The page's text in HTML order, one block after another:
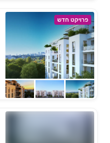
פרויקט חדש